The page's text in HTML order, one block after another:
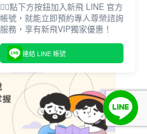
👇🏻點下方按鈕加入新飛 LINE 官方
帳號，就能立即預約專人尊榮諮詢
服務，享有新飛VIP獨家優惠！
連結 LINE 帳號